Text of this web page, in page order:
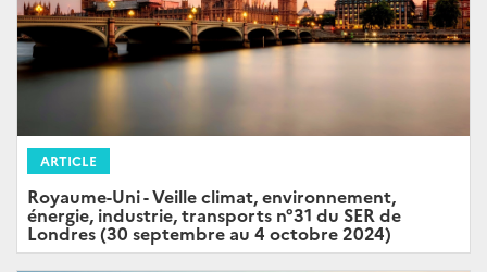
ARTICLE
Royaume-Uni - Veille climat, environnement,
énergie, industrie, transports n°31 du SER de
Londres (30 septembre au 4 octobre 2024)